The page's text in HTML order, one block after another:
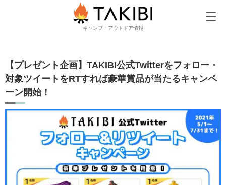
キャンプ・アウトドア情報
【プレゼント企画】TAKIBI公式Twitterをフォロー・対象ツイー
【プレゼント企画】TAKIBI公式Twitterをフォロー・
対象ツイートをRTすれば豪華賞品が当たるキャンペ
ーン開始！